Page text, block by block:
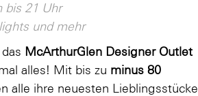
bis 21 Uhr
und mehr
McArthurGlen Designer Outlet
alles! Mit bis zu minus 80
alle ihre neuesten Lieblingsstücke